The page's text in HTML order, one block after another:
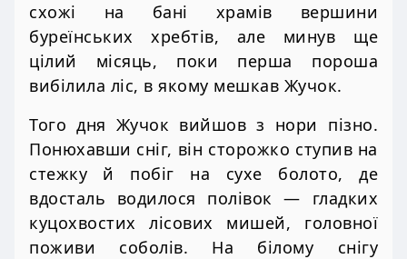
схожі на бані храмів вершини
буреїнських хребтів, але минув ще
цілий місяць, поки перша пороша
вибілила ліс, в якому мешкав Жучок.
Того дня Жучок вийшов з нори пізно.
Понюхавши сніг, він сторожко ступив на
стежку й побіг на сухе болото, де
вдосталь водилося полівок — гладких
куцохвостих лісових мишей, головної
поживи соболів. На білому снігу